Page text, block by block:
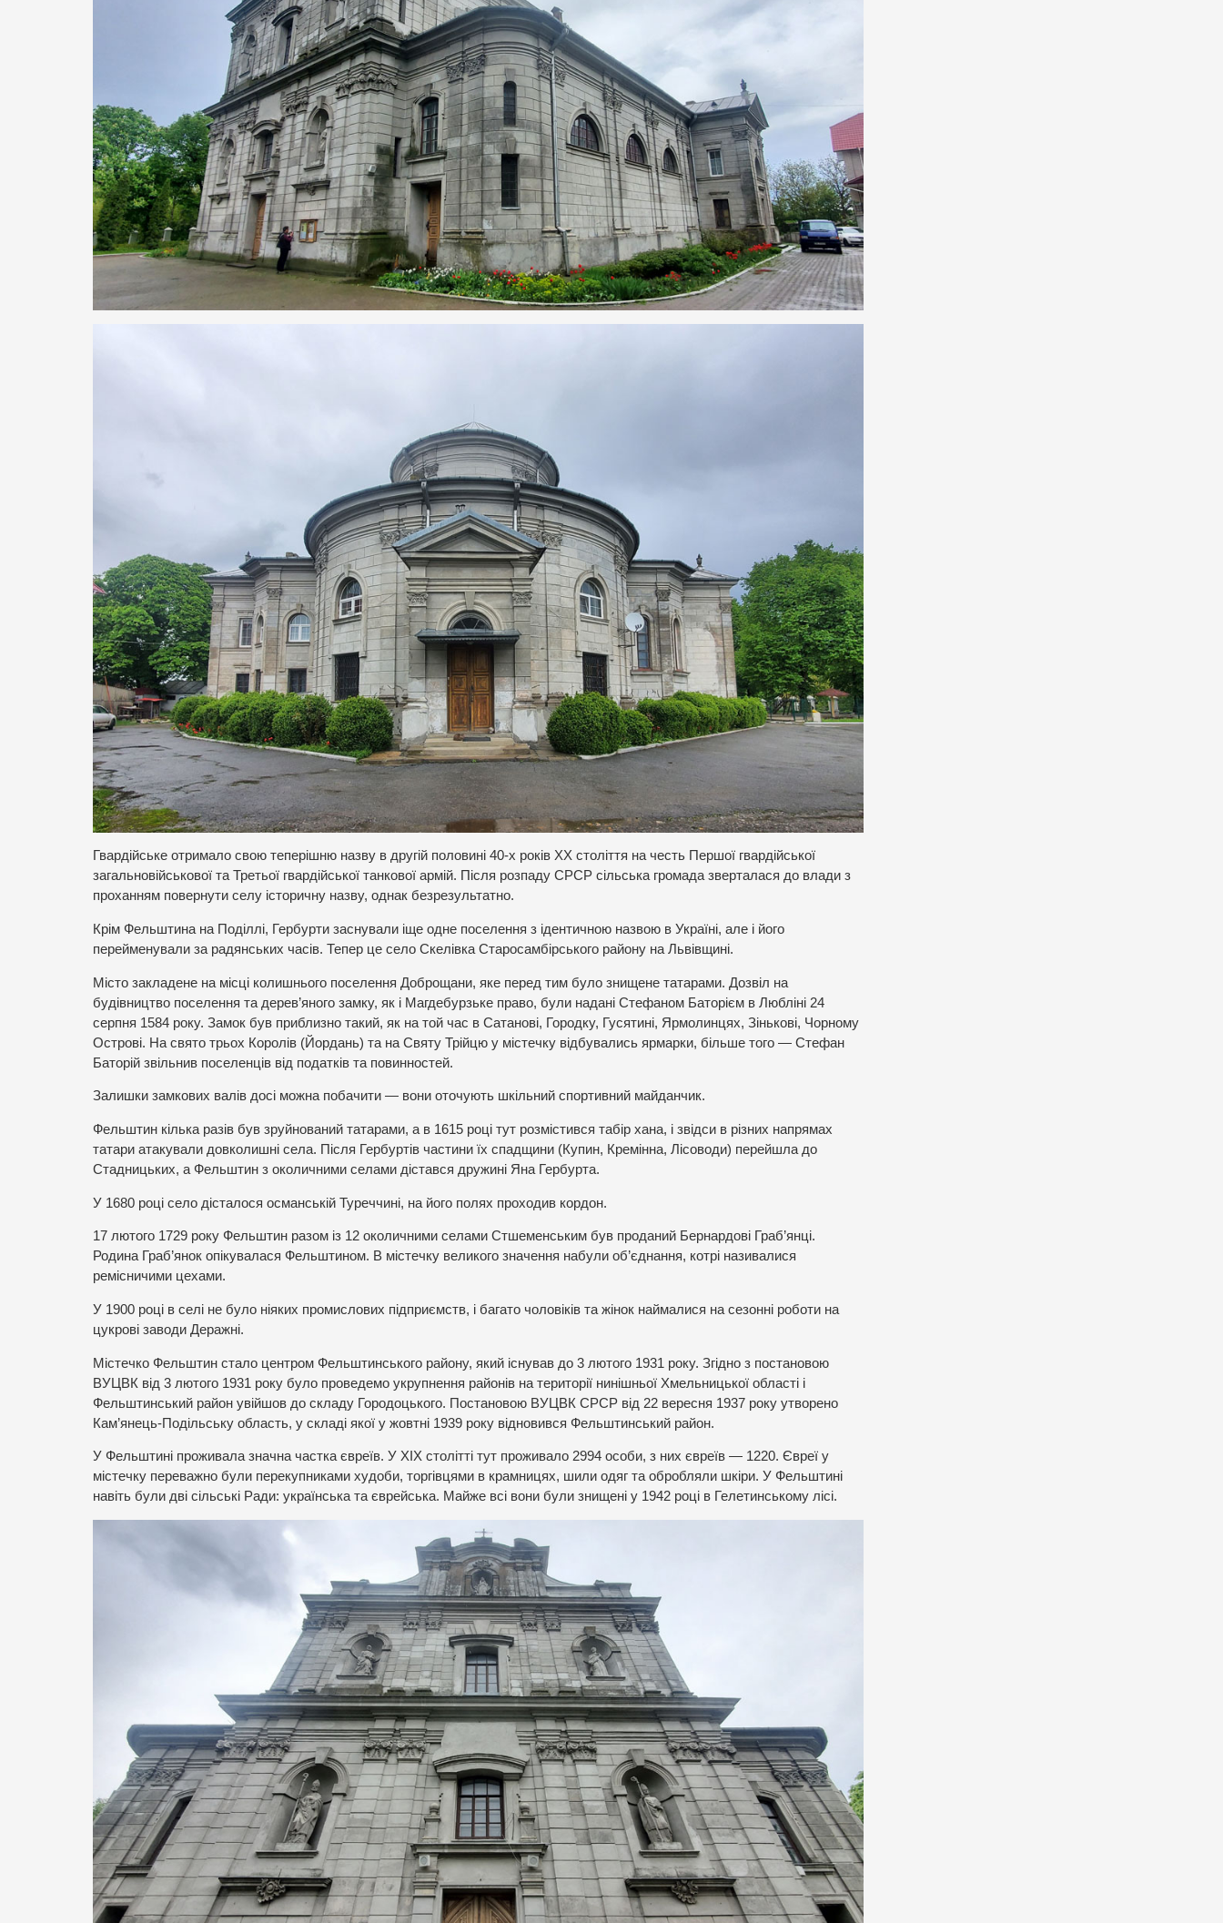
Гвардійське отримало свою теперішню назву в другій половині 40-х років XX століття на честь Першої гвардійської
загальновійськової та Третьої гвардійської танкової армій. Після розпаду СРСР сільська громада зверталася до влади з
проханням повернути селу історичну назву, однак безрезультатно.
Крім Фельштина на Поділлі, Гербурти заснували іще одне поселення з ідентичною назвою в Україні, але і його
перейменували за радянських часів. Тепер це село Скелівка Старосамбірського району на Львівщині.
Місто закладене на місці колишнього поселення Доброщани, яке перед тим було знищене татарами. Дозвіл на
будівництво поселення та дерев’яного замку, як і Магдебурзьке право, були надані Стефаном Баторієм в Любліні 24
серпня 1584 року. Замок був приблизно такий, як на той час в Сатанові, Городку, Гусятині, Ярмолинцях, Зінькові, Чорному
Острові. На свято трьох Королів (Йордань) та на Святу Трійцю у містечку відбувались ярмарки, більше того — Стефан
Баторій звільнив поселенців від податків та повинностей.
Залишки замкових валів досі можна побачити — вони оточують шкільний спортивний майданчик.
Фельштин кілька разів був зруйнований татарами, а в 1615 році тут розмістився табір хана, і звідси в різних напрямах
татари атакували довколишні села. Після Гербуртів частини їх спадщини (Купин, Кремінна, Лісоводи) перейшла до
Стадницьких, а Фельштин з околичними селами дістався дружині Яна Гербурта.
У 1680 році село дісталося османській Туреччині, на його полях проходив кордон.
17 лютого 1729 року Фельштин разом із 12 околичними селами Стшеменським був проданий Бернардові Граб’янці.
Родина Граб’янок опікувалася Фельштином. В містечку великого значення набули об’єднання, котрі називалися
ремісничими цехами.
У 1900 році в селі не було ніяких промислових підприємств, і багато чоловіків та жінок наймалися на сезонні роботи на
цукрові заводи Деражні.
Містечко Фельштин стало центром Фельштинського району, який існував до 3 лютого 1931 року. Згідно з постановою
ВУЦВК від 3 лютого 1931 року було проведемо укрупнення районів на території нинішньої Хмельницької області і
Фельштинський район увійшов до складу Городоцького. Постановою ВУЦВК СРСР від 22 вересня 1937 року утворено
Кам’янець-Подільську область, у складі якої у жовтні 1939 року відновився Фельштинський район.
У Фельштині проживала значна частка євреїв. У ХІХ столітті тут проживало 2994 особи, з них євреїв — 1220. Євреї у
містечку переважно були перекупниками худоби, торгівцями в крамницях, шили одяг та обробляли шкіри. У Фельштині
навіть були дві сільські Ради: українська та єврейська. Майже всі вони були знищені у 1942 році в Гелетинському лісі.